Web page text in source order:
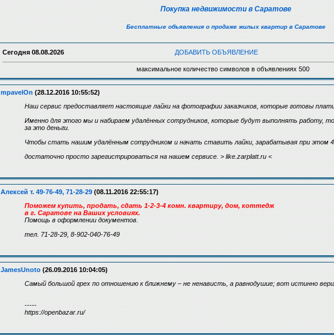
Покупка недвижимости в Саратове
Бесплатные объявления о продаже жилых квартир в Саратове
Сегодня 08.08.2026 ДОБАВИТЬ ОБЪЯВЛЕНИЕ
максимальное количество символов в объявлениях 500
mpavelOn (28.12.2016 10:55:52)
Наш сервис предоставляет настоящие лайки на фотографии заказчиков, которые готовы
Именно для этого мы и набираем удалённых сотрудников, которые будут выполнять работу,
за это деньги.
Чтобы стать нашим удалённым сотрудником и начать ставить лайки, зарабатывая при этом
достаточно просто зарегистрироваться на нашем сервисе. > like.zarplatt.ru <
Алексей т. 49-76-49, 71-28-29 (08.11.2016 22:55:17)
Поможем купить, продать, сдать 1-2-3-4 комн. квартиру, дом, коттедж
в г. Саратове на Ваших условиях.
Помощь в оформлении документов.
тел. 71-28-29, 8-902-040-76-49
JamesUnoto (26.09.2016 10:04:05)
Самый большой грех по отношению к ближнему – не ненависть, а равнодушие; вот истинно
-----
https://openbazar.ru/